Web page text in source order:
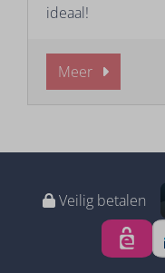
ideaal!
Meer
Veilig betalen